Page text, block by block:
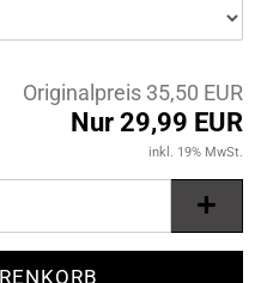
Originalpreis 35,50 EUR
Nur 29,99 EUR
inkl. 19% MwSt.